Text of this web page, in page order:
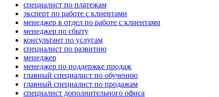
специалист по платежам
эксперт по работе с клиентами
менеджер в отдел по работе с клиентами
менеджер по сбыту
консультант по услугам
специалист по развитию
менеджер
менеджер по поддержке продаж
главный специалист по обучению
главный специалист по продажам
специалист дополнительного офиса